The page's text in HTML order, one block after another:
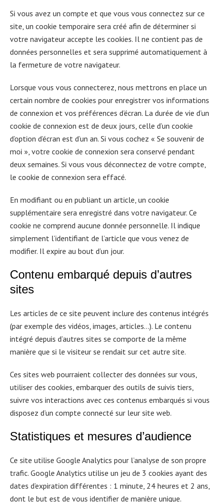
Si vous avez un compte et que vous vous connectez sur ce
site, un cookie temporaire sera créé afin de déterminer si
votre navigateur accepte les cookies. Il ne contient pas de
données personnelles et sera supprimé automatiquement à
la fermeture de votre navigateur.
Lorsque vous vous connecterez, nous mettrons en place un
certain nombre de cookies pour enregistrer vos informations
de connexion et vos préférences d’écran. La durée de vie d’un
cookie de connexion est de deux jours, celle d’un cookie
d’option d’écran est d’un an. Si vous cochez « Se souvenir de
moi », votre cookie de connexion sera conservé pendant
deux semaines. Si vous vous déconnectez de votre compte,
le cookie de connexion sera effacé.
En modifiant ou en publiant un article, un cookie
supplémentaire sera enregistré dans votre navigateur. Ce
cookie ne comprend aucune donnée personnelle. Il indique
simplement l’identifiant de l’article que vous venez de
modifier. Il expire au bout d’un jour.
Contenu embarqué depuis d’autres
sites
Les articles de ce site peuvent inclure des contenus intégrés
(par exemple des vidéos, images, articles…). Le contenu
intégré depuis d’autres sites se comporte de la même
manière que si le visiteur se rendait sur cet autre site.
Ces sites web pourraient collecter des données sur vous,
utiliser des cookies, embarquer des outils de suivis tiers,
suivre vos interactions avec ces contenus embarqués si vous
disposez d’un compte connecté sur leur site web.
Statistiques et mesures d’audience
Ce site utilise Google Analytics pour l’analyse de son propre
trafic. Google Analytics utilise un jeu de 3 cookies ayant des
dates d’expiration différentes : 1 minute, 24 heures et 2 ans,
dont le but est de vous identifier de manière unique.